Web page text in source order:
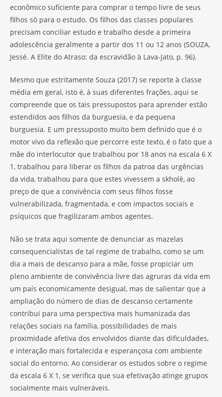
econômico suficiente para comprar o tempo livre de seus
filhos só para o estudo. Os filhos das classes populares
precisam conciliar estudo e trabalho desde a primeira
adolescência geralmente a partir dos 11 ou 12 anos (SOUZA,
Jessé. A Elite do Atraso: da escravidão à Lava-Jato, p. 96).
Mesmo que estritamente Souza (2017) se reporte à classe
média em geral, isto é, à suas diferentes frações, aqui se
compreende que os tais pressupostos para aprender estão
estendidos aos filhos da burguesia, e da pequena
burguesia. E um pressuposto muito bem definido que é o
motor vivo da reflexão que percorre este texto, é o fato que a
mãe do interlocutor que trabalhou por 18 anos na escala 6 X
1, trabalhou para liberar os filhos da patroa das urgências
da vida, trabalhou para que estes vivessem a skholè, ao
preço de que a convivência com seus filhos fosse
vulnerabilizada, fragmentada, e com impactos sociais e
psíquicos que fragilizaram ambos agentes.
Não se trata aqui somente de denunciar as mazelas
consequencialistas de tal regime de trabalho, como se um
dia a mais de descanso para a mãe, fosse propiciar um
pleno ambiente de convivência livre das agruras da vida em
um país economicamente desigual, mas de salientar que a
ampliação do número de dias de descanso certamente
contribui para uma perspectiva mais humanizada das
relações sociais na família, possibilidades de mais
proximidade afetiva dos envolvidos diante das dificuldades,
e interação mais fortalecida e esperançosa com ambiente
social do entorno. Ao considerar os estudos sobre o regime
da escala 6 X 1, se verifica que sua efetivação atinge grupos
socialmente mais vulneráveis.